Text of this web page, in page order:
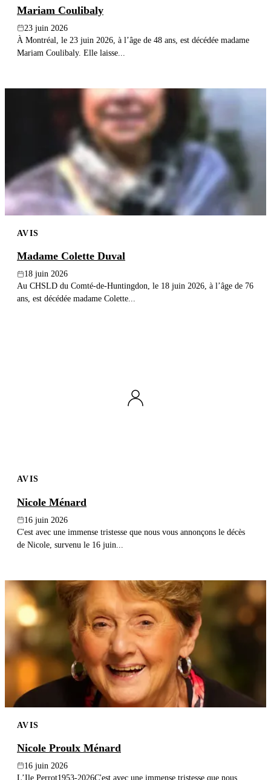
Mariam Coulibaly
23 juin 2026
À Montréal, le 23 juin 2026, à l’âge de 48 ans, est décédée madame
Mariam Coulibaly. Elle laisse...
AVIS
Madame Colette Duval
18 juin 2026
Au CHSLD du Comté-de-Huntingdon, le 18 juin 2026, à l’âge de 76
ans, est décédée madame Colette...
AVIS
Nicole Ménard
16 juin 2026
C'est avec une immense tristesse que nous vous annonçons le décès
de Nicole, survenu le 16 juin...
AVIS
Nicole Proulx Ménard
16 juin 2026
L’Ile Perrot1953-2026C'est avec une immense tristesse que nous